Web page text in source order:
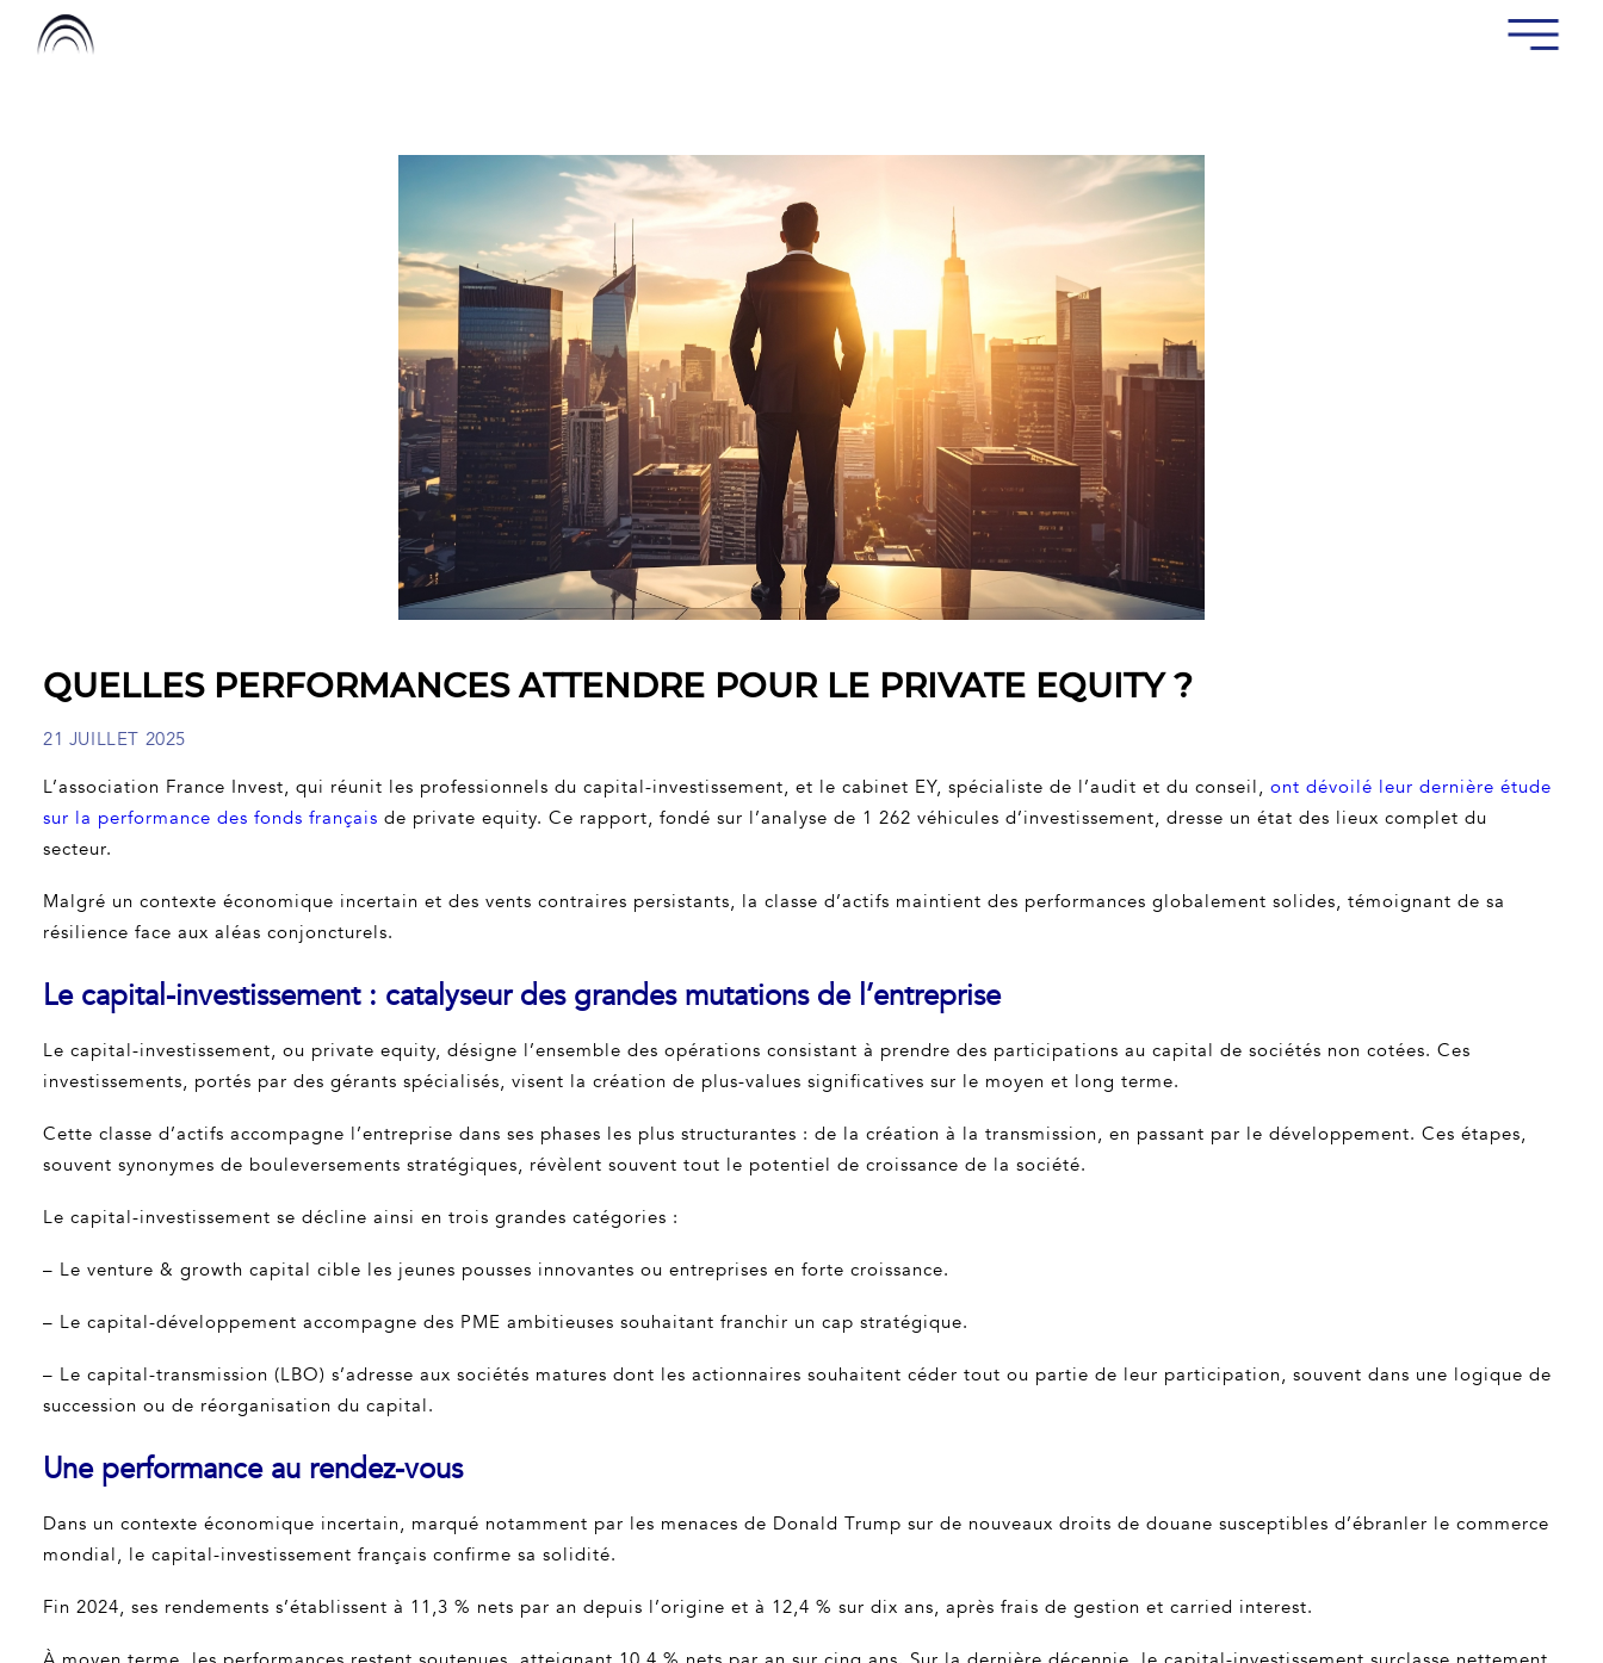
QUELLES PERFORMANCES ATTENDRE POUR LE PRIVATE EQUITY ?
21 JUILLET 2025
L’association France Invest, qui réunit les professionnels du capital-investissement, et le cabinet EY, spécialiste de l’audit et du conseil, ont dévoilé leur dernière étude
sur la performance des fonds français de private equity. Ce rapport, fondé sur l’analyse de 1 262 véhicules d’investissement, dresse un état des lieux complet du
secteur.
Malgré un contexte économique incertain et des vents contraires persistants, la classe d’actifs maintient des performances globalement solides, témoignant de sa
résilience face aux aléas conjoncturels.
Le capital-investissement : catalyseur des grandes mutations de l’entreprise
Le capital-investissement, ou private equity, désigne l’ensemble des opérations consistant à prendre des participations au capital de sociétés non cotées. Ces
investissements, portés par des gérants spécialisés, visent la création de plus-values significatives sur le moyen et long terme.
Cette classe d’actifs accompagne l’entreprise dans ses phases les plus structurantes : de la création à la transmission, en passant par le développement. Ces étapes,
souvent synonymes de bouleversements stratégiques, révèlent souvent tout le potentiel de croissance de la société.
Le capital-investissement se décline ainsi en trois grandes catégories :
– Le venture & growth capital cible les jeunes pousses innovantes ou entreprises en forte croissance.
– Le capital-développement accompagne des PME ambitieuses souhaitant franchir un cap stratégique.
– Le capital-transmission (LBO) s’adresse aux sociétés matures dont les actionnaires souhaitent céder tout ou partie de leur participation, souvent dans une logique de
succession ou de réorganisation du capital.
Une performance au rendez-vous
Dans un contexte économique incertain, marqué notamment par les menaces de Donald Trump sur de nouveaux droits de douane susceptibles d’ébranler le commerce
mondial, le capital-investissement français confirme sa solidité.
Fin 2024, ses rendements s’établissent à 11,3 % nets par an depuis l’origine et à 12,4 % sur dix ans, après frais de gestion et carried interest.